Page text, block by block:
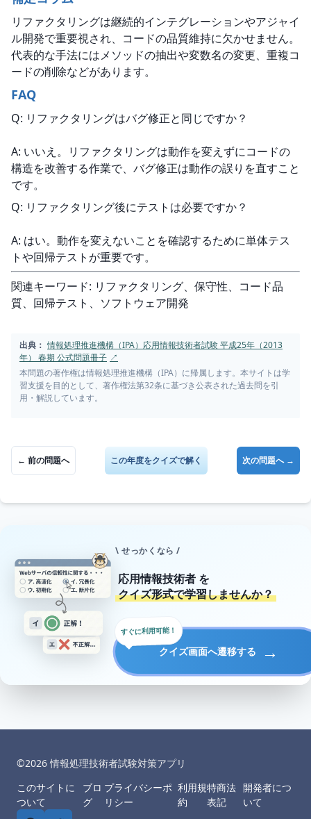
リファクタリングは継続的インテグレーションやアジャイ
ル開発で重要視され、コードの品質維持に欠かせません。
代表的な手法にはメソッドの抽出や変数名の変更、重複コ
ードの削除などがあります。
FAQ
Q: リファクタリングはバグ修正と同じですか？
A: いいえ。リファクタリングは動作を変えずにコードの
構造を改善する作業で、バグ修正は動作の誤りを直すこと
です。
Q: リファクタリング後にテストは必要ですか？
A: はい。動作を変えないことを確認するために単体テス
トや回帰テストが重要です。
関連キーワード: リファクタリング、保守性、コード品
質、回帰テスト、ソフトウェア開発
出典： 情報処理推進機構（IPA）応用情報技術者試験 平成25年（2013
年） 春期 公式問題冊子 ↗
本問題の著作権は情報処理推進機構（IPA）に帰属します。本サイトは学
習支援を目的として、著作権法第32条に基づき公表された過去問を引
用・解説しています。
← 前の問題へ この年度をクイズで解く 次の問題へ →
\ せっかくなら /
応用情報技術者 を
クイズ形式で学習しませんか？
クイズ画面へ遷移する →
すぐに利用可能！
©︎2026情報処理技術者試験対策アプリ
このサイトに
ついて
ブロ
グ
プライバシーポ
リシー
利用規
約
特商法
表記
開発者につ
いて